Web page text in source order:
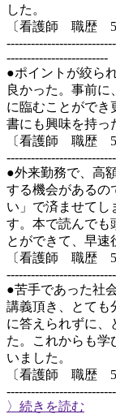
した。
〔看護師 職歴 5
-------------------------
●ポイントが絞ら
良かった。事前に
に臨むことができ
書にも興味を持っ
〔看護師 職歴 5
●外来勤務で、高
する機会があるの
い」で済ませてし
す。本で読んでも
とができて、早速
〔看護師 職歴 5
●苦手であった社
講義頂き、とても
に答えられずに、
た。これからも学
いました。
〔看護師 職歴 5
〉続きを読む